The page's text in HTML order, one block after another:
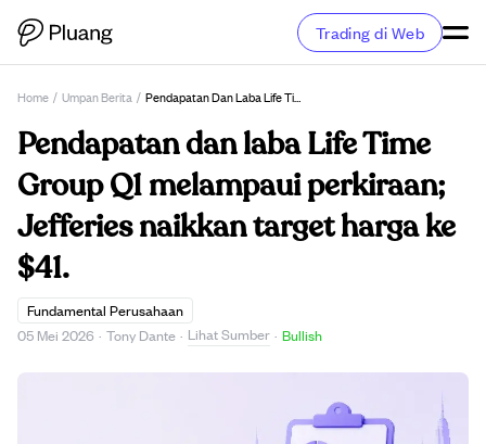
Trading di Web
Home / Umpan Berita / Pendapatan Dan Laba Life Time Group Q1 Melampaui Perkiraan; Jefferies Naikkan Target Harga Ke $41.
Pendapatan dan laba Life Time
Group Q1 melampaui perkiraan;
Jefferies naikkan target harga ke
$41.
Fundamental Perusahaan
05 Mei 2026 · Tony Dante · Lihat Sumber · Bullish